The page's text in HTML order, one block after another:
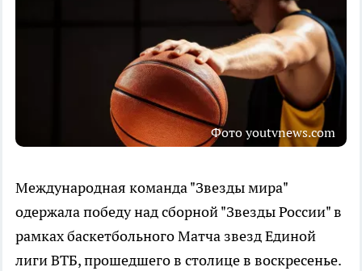
Фото youtvnews.com
Международная команда "Звезды мира"
одержала победу над сборной "Звезды России" в
рамках баскетбольного Матча звезд Единой
лиги ВТБ, прошедшего в столице в воскресенье.